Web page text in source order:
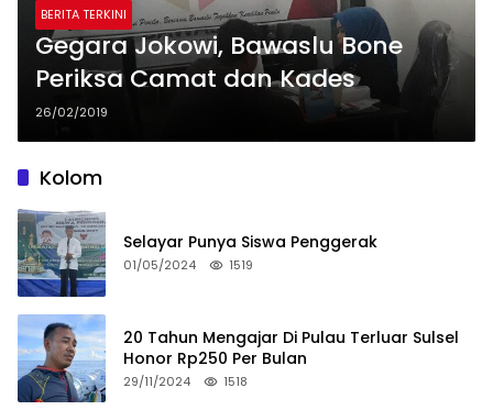
BERITA TERKINI
Gegara Jokowi, Bawaslu Bone
Periksa Camat dan Kades
26/02/2019
Kolom
Selayar Punya Siswa Penggerak
01/05/2024 1519
20 Tahun Mengajar Di Pulau Terluar Sulsel
Honor Rp250 Per Bulan
29/11/2024 1518